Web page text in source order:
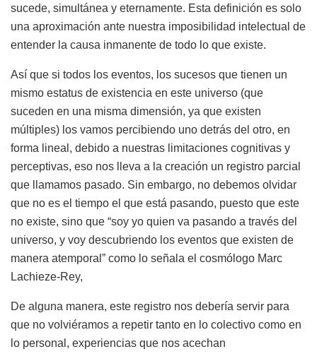
sucede, simultánea y eternamente. Esta definición es solo
una aproximación ante nuestra imposibilidad intelectual de
entender la causa inmanente de todo lo que existe.
Así que si todos los eventos, los sucesos que tienen un
mismo estatus de existencia en este universo (que
suceden en una misma dimensión, ya que existen
múltiples) los vamos percibiendo uno detrás del otro, en
forma lineal, debido a nuestras limitaciones cognitivas y
perceptivas, eso nos lleva a la creación un registro parcial
que llamamos pasado. Sin embargo, no debemos olvidar
que no es el tiempo el que está pasando, puesto que este
no existe, sino que “soy yo quien va pasando a través del
universo, y voy descubriendo los eventos que existen de
manera atemporal” como lo señala el cosmólogo Marc
Lachieze-Rey,
De alguna manera, este registro nos debería servir para
que no volviéramos a repetir tanto en lo colectivo como en
lo personal, experiencias que nos acechan